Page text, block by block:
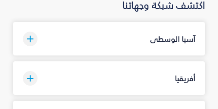
اكتشف شبكة وجهاتنا
آسيا الوسطى
أفريقيا